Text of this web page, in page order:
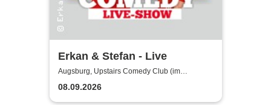
Erkan & Stefan - Live
Augsburg, Upstairs Comedy Club (im
Modehaus JUNG - 4.Etage/Penthouse)
08.09.2026